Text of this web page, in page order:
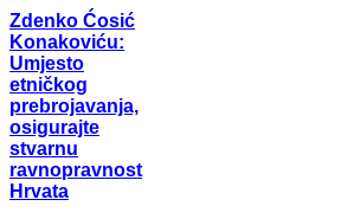
Zdenko Ćosić
Konakoviću:
Umjesto
etničkog
prebrojavanja,
osigurajte
stvarnu
ravnopravnost
Hrvata